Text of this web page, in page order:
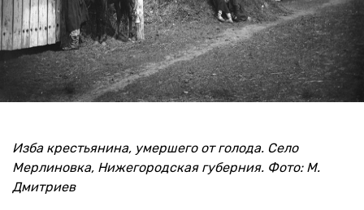
Изба крестьянина, умершего от голода. Село
Мерлиновка, Нижегородская губерния. Фото: М.
Дмитриев